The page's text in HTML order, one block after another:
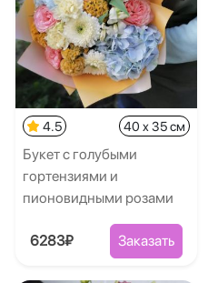
4.5 40 x 35 см
Букет с голубыми
гортензиями и
пионовидными розами
6283₽ Заказать